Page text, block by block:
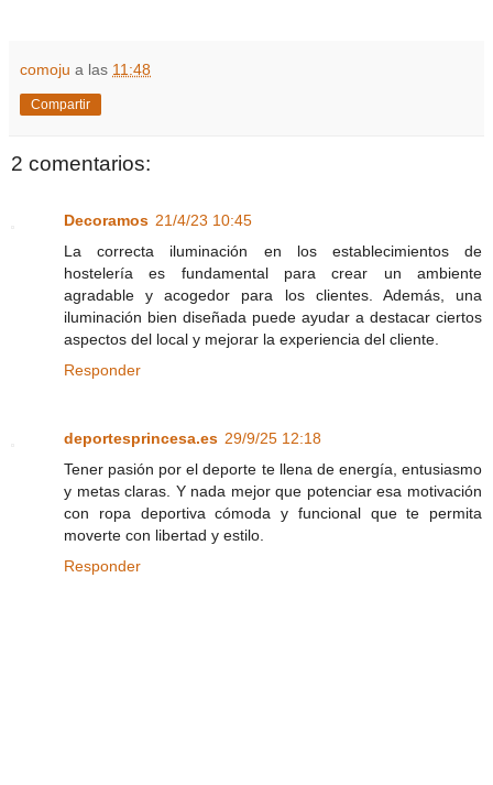
comoju a las 11:48
Compartir
2 comentarios:
Decoramos 21/4/23 10:45
La correcta iluminación en los establecimientos de
hostelería es fundamental para crear un ambiente
agradable y acogedor para los clientes. Además, una
iluminación bien diseñada puede ayudar a destacar ciertos
aspectos del local y mejorar la experiencia del cliente.
Responder
deportesprincesa.es 29/9/25 12:18
Tener pasión por el deporte te llena de energía, entusiasmo
y metas claras. Y nada mejor que potenciar esa motivación
con ropa deportiva cómoda y funcional que te permita
moverte con libertad y estilo.
Responder